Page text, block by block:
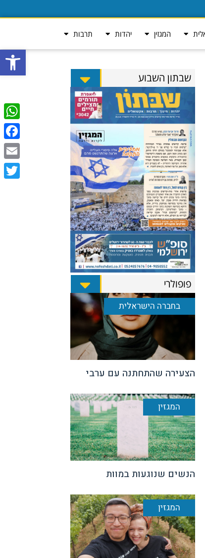
פתח
המגזין יהדות תרבות
שבתון השבוע
פופולרי
בחברה הישראלית
הצעירה שהתחתנה עם ערבי
המגזין
הנשים שנוגעות במוות
המגזין
Email